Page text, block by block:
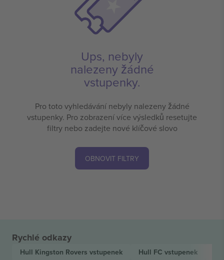
Ups, nebyly
nalezeny žádné
vstupenky.
Pro toto vyhledávání nebyly nalezeny žádné
vstupenky. Pro zobrazení více výsledků resetujte
filtry nebo zadejte nové klíčové slovo
OBNOVIT FILTRY
Rychlé odkazy
Hull Kingston Rovers vstupenek Hull FC vstupenek